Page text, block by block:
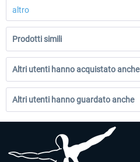
altro
Prodotti simili
Altri utenti hanno acquistato anche
Altri utenti hanno guardato anche